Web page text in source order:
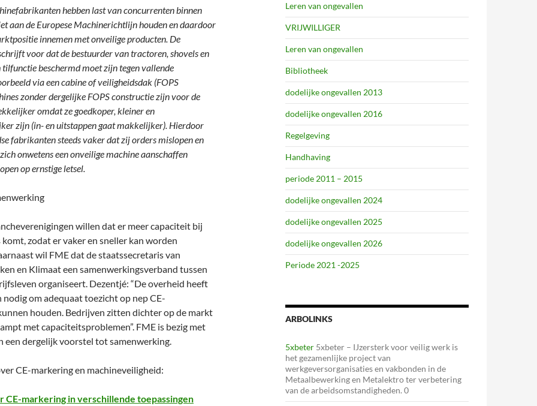
hebben last van concurrenten binnen
aan de Europese Machinerichtlijn houden en daardoor
innemen met onveilige producten. De
voor dat de bestuurder van tractoren, shovels en
beschermd moet zijn tegen vallende
via een cabine of veiligheidsdak (FOPS
zonder dergelijke FOPS constructie zijn voor de
omdat ze goedkoper, kleiner en
zijn (in- en uitstappen gaat makkelijker). Hierdoor
fabrikanten steeds vaker dat zij orders mislopen en
onwetens een onveilige machine aanschaffen
op ernstige letsel.
willen dat er meer capaciteit bij
zodat er vaker en sneller kan worden
wil FME dat de staatssecretaris van
en Klimaat een samenwerkingsverband tussen
organiseert. Dezentjé: “De overheid heeft
om adequaat toezicht op nep CE-
houden. Bedrijven zitten dichter op de markt
met capaciteitsproblemen”. FME is bezig met
een dergelijk voorstel tot samenwerking.
CE-markering en machineveiligheid:
CE-markering in verschillende toepassingen
Leren van ongevallen
VRIJWILLIGER
Leren van ongevallen
Bibliotheek
dodelijke ongevallen 2013
dodelijke ongevallen 2016
Regelgeving
Handhaving
periode 2011 – 2015
dodelijke ongevallen 2024
dodelijke ongevallen 2025
dodelijke ongevallen 2026
Periode 2021 -2025
ARBOLINKS
5xbeter 5xbeter – IJzersterk voor veilig werk is
het gezamenlijke project van
werkgeversorganisaties en vakbonden in de
Metaalbewerking en Metalektro ter verbetering
van de arbeidsomstandigheden. 0